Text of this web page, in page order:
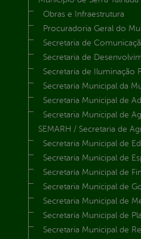
Obras e Infraestrutura
Procuradoria Geral do
Secretaria de
Secretaria de
Secretaria de Iluminação
Secretaria Municipal da
Secretaria Municipal de
Secretaria Municipal de
SEMARH / Secretaria de
Secretaria Municipal de
Secretaria Municipal de
Secretaria Municipal de
Secretaria Municipal de
Secretaria Municipal de
Secretaria Municipal de
Secretaria Municipal de